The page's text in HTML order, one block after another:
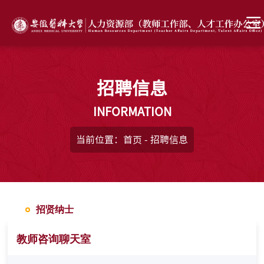
招聘信息
INFORMATION
当前位置： 首页 - 招聘信息
招贤纳士
教师咨询聊天室